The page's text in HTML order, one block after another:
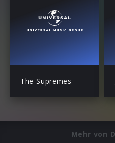
The Supremes
Mehr von